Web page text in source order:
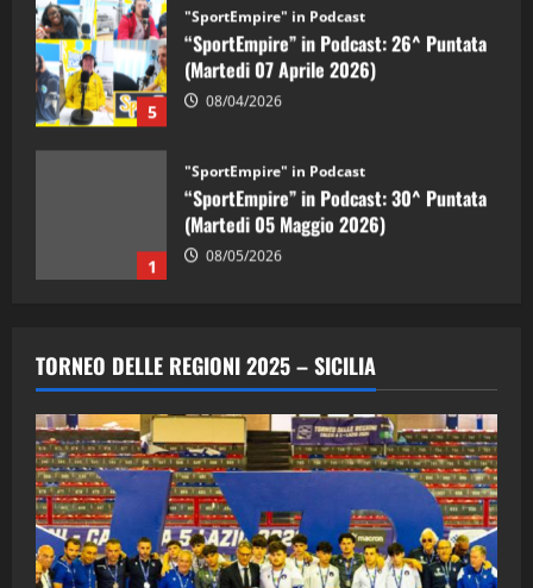
5
"SportEmpire" in Podcast
“SportEmpire” in Podcast: 26^ Puntata
(Martedi 07 Aprile 2026)
08/04/2026
1
"SportEmpire" in Podcast
“SportEmpire” in Podcast: 30^ Puntata
(Martedi 05 Maggio 2026)
08/05/2026
2
“SportEmpire” in Podcast: 29^ Puntata
(Martedi 28 Aprile 2026)
3
"SportEmpire" in Podcast
“SportEmpire” in Podcast: 28^ Puntata
(Martedi 21 Aprile 2026)
21/04/2026
TORNEO DELLE REGIONI 2025 – SICILIA